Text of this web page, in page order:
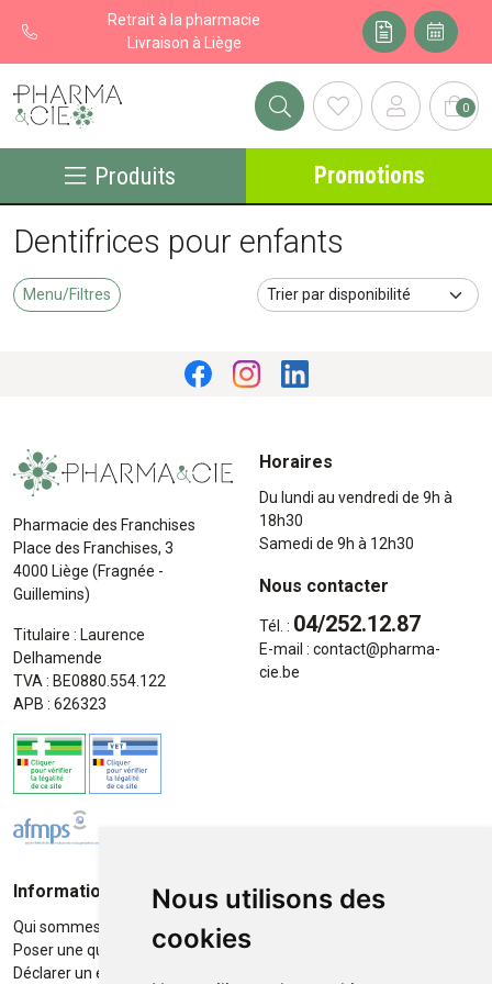
Nous utilisons des
cookies
Retrait à la pharmacie
Livraison à Liège
Pharma&cie - Pharmacie des Franchises Votre export 0
Produits Promotions
Dentifrices pour enfants
Menu/Filtres
Pharmacie des Franchises
Place des Franchises, 3
4000 Liège (Fragnée -
Guillemins)
Titulaire : Laurence
Delhamende
TVA : BE0880.554.122
APB : 626323
Horaires
Du lundi au vendredi de 9h à
18h30
Samedi de 9h à 12h30
Nous contacter
Tél. : 04/252.12.87
E-mail : contact@pharma-
cie.be
Informations
Qui sommes-nous ?
Poser une question
Déclarer un effet indésirable
Moyens de paiement